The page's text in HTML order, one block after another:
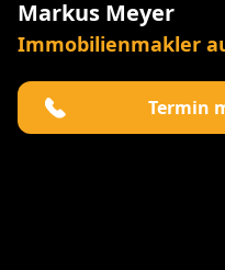
Markus Meyer
Immobilienmakler
Termin